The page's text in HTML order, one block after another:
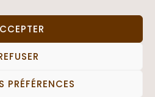
PRÉFÉRENCES